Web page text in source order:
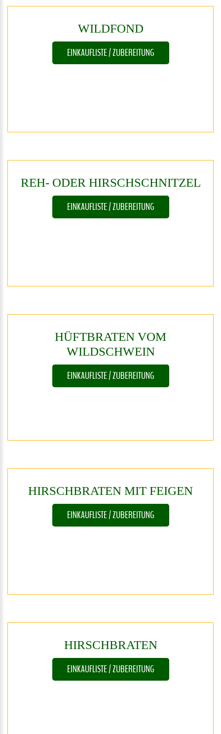
WILDFOND
EINKAUFLISTE / ZUBEREITUNG
REH- ODER HIRSCHSCHNITZEL
EINKAUFLISTE / ZUBEREITUNG
HÜFTBRATEN VOM
WILDSCHWEIN
EINKAUFLISTE / ZUBEREITUNG
HIRSCHBRATEN MIT FEIGEN
EINKAUFLISTE / ZUBEREITUNG
HIRSCHBRATEN
EINKAUFLISTE / ZUBEREITUNG